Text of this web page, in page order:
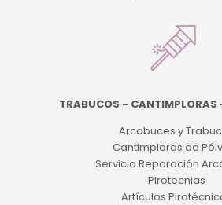
TRABUCOS - CANTIMPLORAS
Arcabuces y
Cantimploras de
Servicio Reparación
Pirotecnias
Artículos